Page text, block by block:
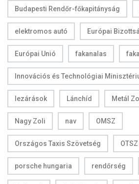
Budapesti Rendőr-főkapitányság
elektromos autó Európai
Európai Unió fakanalas
Innovációs és Technológiai
lezárások Lánchíd Metál
Nagy Zoli nav OMSZ
Országos Taxis Szövetség OTSZ
porsche hungaria rendőrség